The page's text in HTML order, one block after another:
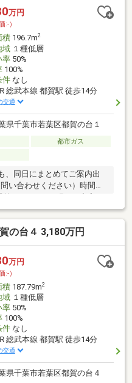
づくりをスタート可能。当
ータルでサポートいたしま
万円
:-）
積196.7m2
域１種低層
率50%
100%
件なし
Ｒ総武本線 都賀駅 徒歩14分
交通
県千葉市若葉区都賀の台１
都市ガス
、同日にまとめてご案内出
い合わせください）時間／
についてのお願い※空室の
な場合があります。※居住
整が必要になります。お早
弊社が定休日の場合でも曜
きますので、まずはご相談
相談※住宅購入のご相談を随
資金計画で、『無理をしな
す。
の台４ 3,180万円
万円
:-）
積187.79m2
域１種低層
率50%
100%
件なし
Ｒ総武本線 都賀駅 徒歩14分
交通
県千葉市若葉区都賀の台４